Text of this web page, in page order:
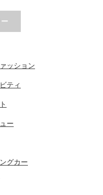
爆剤！青野さんが実践
おこし協力隊での…
ッション
ティ
ー
グカー